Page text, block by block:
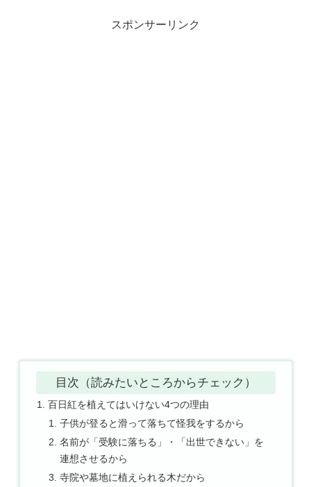
スポンサーリンク
目次（読みたいところからチェック）
百日紅を植えてはいけない4つの理由
子供が登ると滑って落ちて怪我をするから
名前が「受験に落ちる」・「出世できない」を
連想させるから
寺院や墓地に植えられる木だから